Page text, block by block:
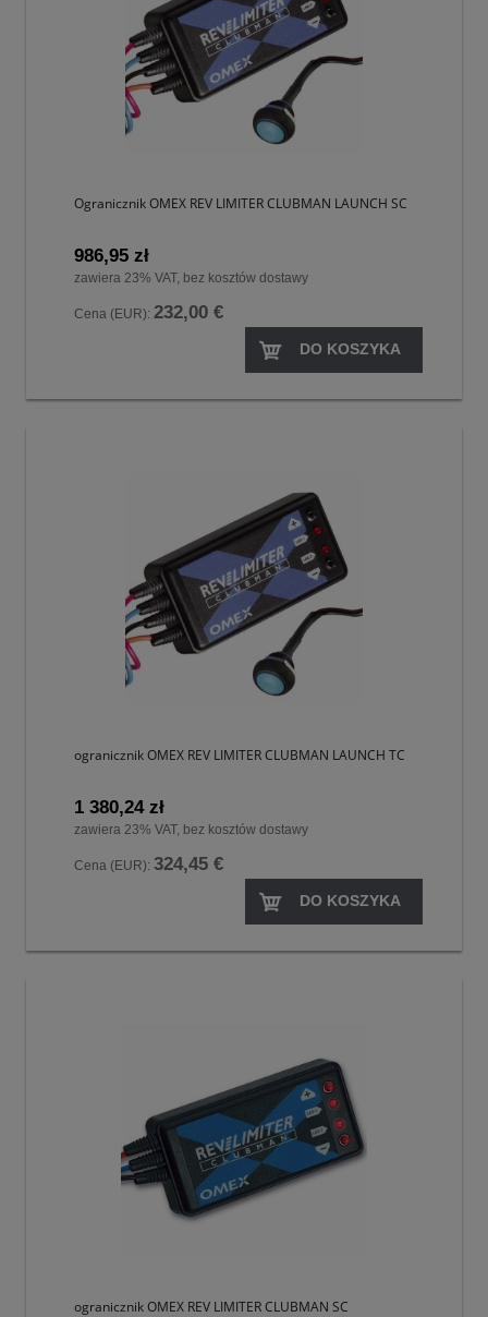
Ogranicznik OMEX REV LIMITER CLUBMAN LAUNCH SC
986,95 zł
zawiera 23% VAT, bez kosztów dostawy
Cena (EUR): 232,00 €
DO KOSZYKA
ogranicznik OMEX REV LIMITER CLUBMAN LAUNCH TC
1 380,24 zł
zawiera 23% VAT, bez kosztów dostawy
Cena (EUR): 324,45 €
DO KOSZYKA
ogranicznik OMEX REV LIMITER CLUBMAN SC